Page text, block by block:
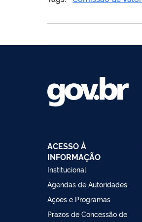
ACESSO À
INFORMAÇÃO
Institucional
Agendas de Autoridades
Ações e Programas
Prazos de Concessão de